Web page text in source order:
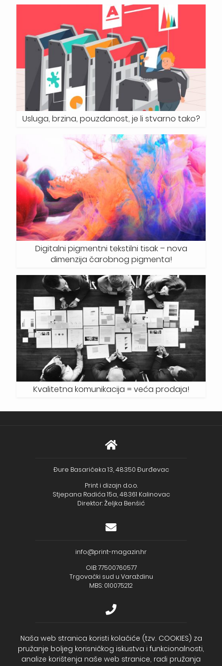
Usluga, brzina, pouzdanost, je li stvarno tako?
Digitalni pigmentni tekstilni tisak – nova
dimenzija čarobnog pigmenta!
Kvalitetna komunikacija = veća prodaja!
Đure Basaričeka 13, 48350 Đurđevac
Print i dizajn d.o.o.
Stjepana Radića 15a, 48361 Kalinovac
Direktor: Željka Benšić
info@print-magazin.hr
OIB: 77500760577
Trgovački sud u Varaždinu
MBS: 010075212
+385 (48) 733 111
Zagrebačka banka d.d.
IBAN - HR2723600001102099043
Naša web stranica koristi kolačiće (tzv. COOKIES) za
pružanje boljeg korisničkog iskustva i funkcionalnosti,
analize korištenja naše web stranice, radi pružanja